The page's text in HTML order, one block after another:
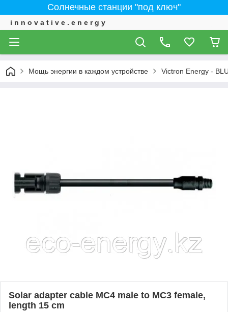
Солнечные станции "под ключ"
i n n o v a t i v e . e n e r g y
Мощь энергии в каждом устройстве Victron Energy -
Solar adapter cable MC4 male to MC3 female,
length 15 cm